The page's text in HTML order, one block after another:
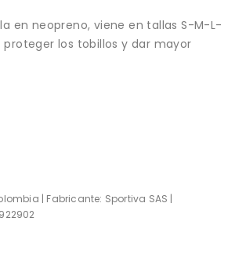
en neopreno, viene en tallas S-M-L-
proteger los tobillos y dar mayor
| Fabricante: Sportiva SAS |